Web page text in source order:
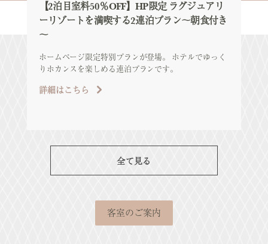
【2泊目室料50％OFF】HP限定 ラグジュアリ
ーリゾートを満喫する2連泊プラン～朝食付き
～
ホームページ限定特別プランが登場。 ホテルでゆっく
りホカンスを楽しめる連泊プランです。
詳細はこちら
全て見る
客室のご案内